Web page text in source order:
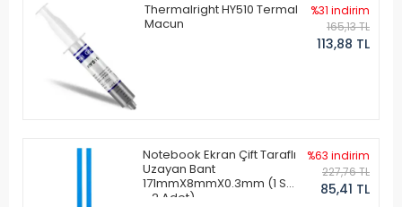
Thermalright HY510 Termal
Macun
%31 indirim
165,13 TL
113,88 TL
Notebook Ekran Çift Taraflı
Uzayan Bant
171mmX8mmX0.3mm (1 Set
- 2 Adet)
%63 indirim
227,76 TL
85,41 TL